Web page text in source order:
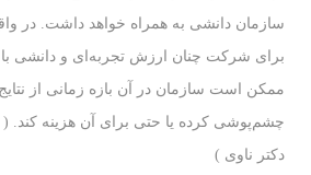
سازمان دانشی به همراه خواهد داشت. در
برای شرکت چنان ارزش تجربه‌ای و دانشی‌ با
ممکن است سازمان در آن بازه زمانی از
چشم‌پوشی کرده یا حتی برای آن هزینه کند. (
دکتر ناوی )